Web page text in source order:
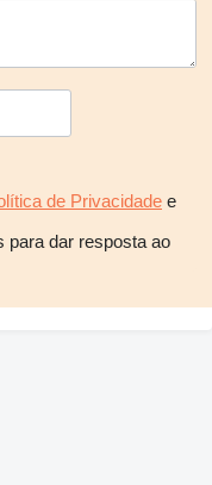
de Privacidade e
para dar resposta ao